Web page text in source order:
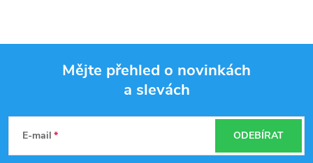
Mějte přehled o novinkách
a slevách
E-mail ODEBÍRAT